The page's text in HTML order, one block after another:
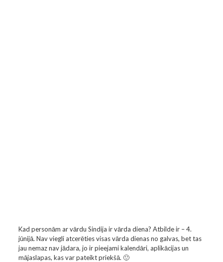
Kad personām ar vārdu Sindija ir vārda diena? Atbilde ir – 4.
jūnijā. Nav viegli atcerēties visas vārda dienas no galvas, bet tas
jau nemaz nav jādara, jo ir pieejami kalendāri, aplikācijas un
mājaslapas, kas var pateikt priekšā. 🙂